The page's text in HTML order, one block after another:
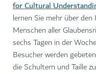
for Cultural
lernen Sie mehr über
Menschen aller
sechs Tagen in der
Besucher werden
die Schultern und Taille